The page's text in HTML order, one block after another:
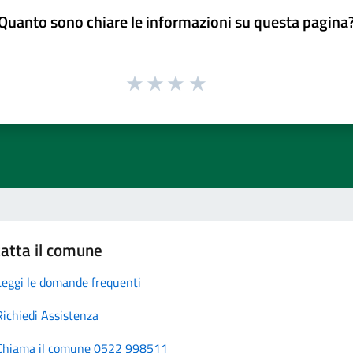
sono chiare le informazioni su questa
il comune
le domande frequenti
Assistenza
il comune 0522 998511